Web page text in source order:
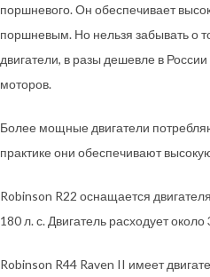
поршневого. Он обеспечивает
поршневым. Но нельзя забывать о
двигатели, в разы дешевле в
моторов.
Более мощные двигатели
практике они обеспечивают
Robinson R22 оснащается
180 л. с. Двигатель расходует около
Robinson R44 Raven II имеет